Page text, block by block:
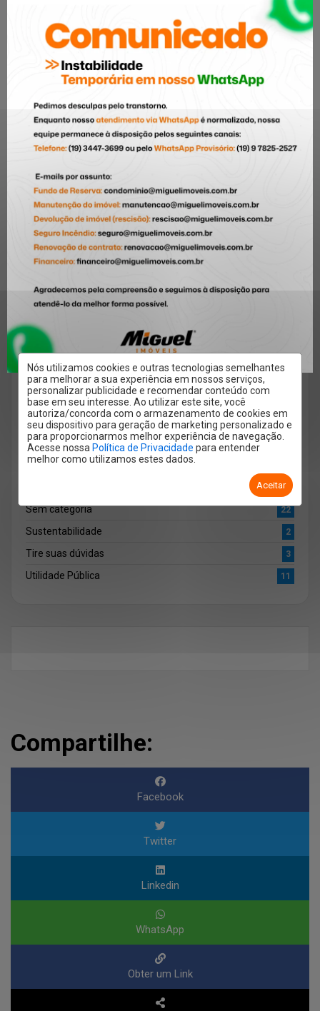
Nós utilizamos cookies e outras tecnologias semelhantes
para melhorar a sua experiência em nossos serviços,
personalizar publicidade e recomendar conteúdo com
base em seu interesse. Ao utilizar este site, você
autoriza/concorda com o armazenamento de cookies em
seu dispositivo para geração de marketing personalizado e
para proporcionarmos melhor experiência de navegação.
Acesse nossa Política de Privacidade para entender
melhor como utilizamos estes dados.
Aceitar
Arquitetura
5
Cultura
Curiosidade
Decoração
Dia das Crianças
Dica para comprar o 1° imóvel
Dicas
Dicas do Bairro
Documentações
eventos
Informação
Inovação
Lançamento
Locação
Miguel Imóveis
Mundo 3
Pet
Quero Alugar
Quero Anunciar 1
Quero Comprar
Regulamento
Sem categoria 22
Sustentabilidade 2
Tire suas dúvidas 3
Utilidade Pública 11
Compartilhe:
Facebook
Twitter
Linkedin
WhatsApp
Obter um Link